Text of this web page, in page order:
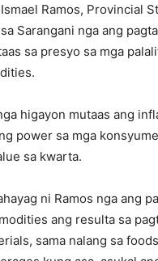
Ramos, Provincial
Sarangani nga ang
sa presyo sa mga
higayon mutaas ang
power sa mga
sa kwarta.
ni Ramos nga ang
ang resulta sa
sama nalang sa